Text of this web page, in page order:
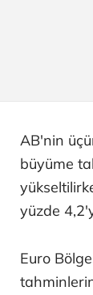
AB'nin
büyüme
yüzde
Euro